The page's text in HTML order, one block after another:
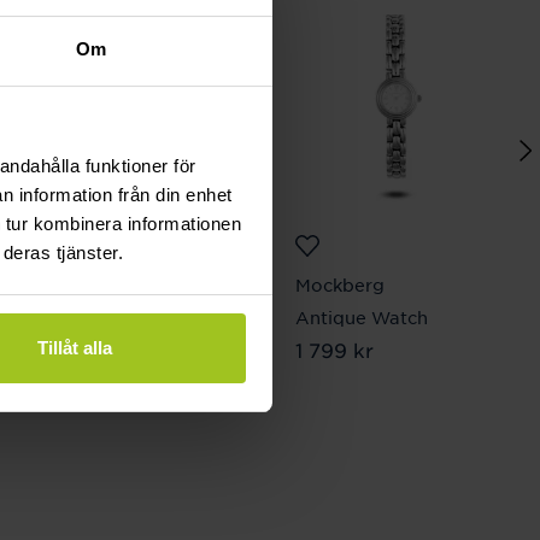
Om
funktioner för
information från din enhet
kombinera informationen
tjänster.
Tillåt alla
Mini Drop Bracelet /
Light Rose
Pris:895 kr
895 kr
Mockberg
Antique Watch
Pris:1 799 kr
1 799 kr